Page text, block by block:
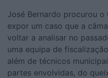
José Bernardo procurou
expor um caso que a
voltar a analisar no
uma equipa de
além de técnicos
partes envolvidas, do